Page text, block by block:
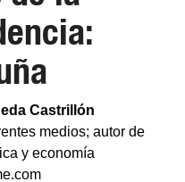
Castrillón
medios; autor de
y economía